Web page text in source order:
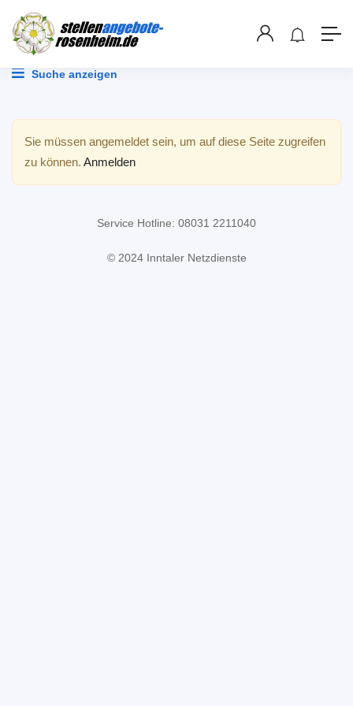
Suche anzeigen
Sie müssen angemeldet sein, um auf diese Seite zugreifen
zu können. Anmelden
Service Hotline: 08031 2211040
© 2024 Inntaler Netzdienste